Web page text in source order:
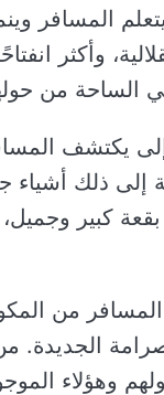
المسافر
وأكثر
الساحة من
يكتشف
إلى ذلك
كبير وجميل،
من
وهؤلاء